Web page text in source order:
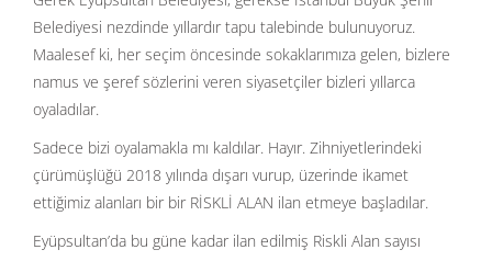
Belediyesi nezdinde yıllardır tapu talebinde bulunuyoruz.
Maalesef ki, her seçim öncesinde sokaklarımıza gelen, bizlere
namus ve şeref sözlerini veren siyasetçiler bizleri yıllarca
oyaladılar.
Sadece bizi oyalamakla mı kaldılar. Hayır. Zihniyetlerindeki
çürümüşlüğü 2018 yılında dışarı vurup, üzerinde ikamet
ettiğimiz alanları bir bir RİSKLİ ALAN ilan etmeye başladılar.
Eyüpsultan’da bu güne kadar ilan edilmiş Riskli Alan sayısı